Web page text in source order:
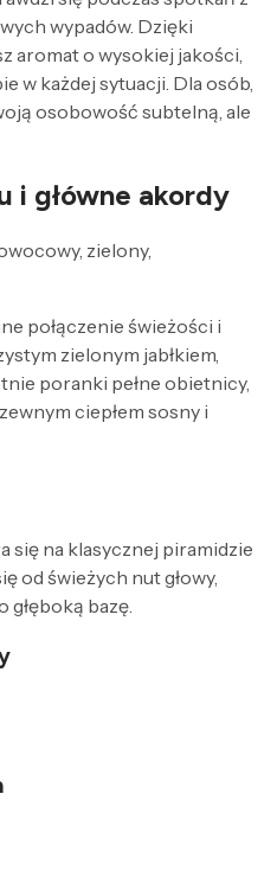
wypadów. Dzięki
aromat o wysokiej jakości,
w każdej sytuacji. Dla osób,
osobowość subtelną, ale
i główne akordy
zielony,
połączenie świeżości i
zielonym jabłkiem,
poranki pełne obietnicy,
ciepłem sosny i
się na klasycznej piramidzie
od świeżych nut głowy,
głęboką bazę.